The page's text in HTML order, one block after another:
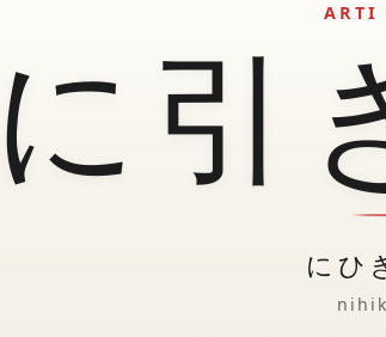
ARTI
に引
にひ